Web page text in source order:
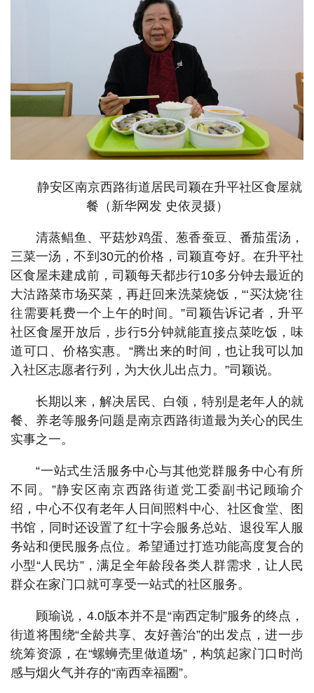
静安区南京西路街道居民司颖在升平社区食屋就
餐（新华网发 史依灵摄）
清蒸鲳鱼、平菇炒鸡蛋、葱香蚕豆、番茄蛋汤，
三菜一汤，不到30元的价格，司颖直夸好。在升平社
区食屋未建成前，司颖每天都步行10多分钟去最近的
大沽路菜市场买菜，再赶回来洗菜烧饭，“‘买汰烧’往
往需要耗费一个上午的时间。”司颖告诉记者，升平
社区食屋开放后，步行5分钟就能直接点菜吃饭，味
道可口、价格实惠。“腾出来的时间，也让我可以加
入社区志愿者行列，为大伙儿出点力。”司颖说。
长期以来，解决居民、白领，特别是老年人的就
餐、养老等服务问题是南京西路街道最为关心的民生
实事之一。
“一站式生活服务中心与其他党群服务中心有所
不同。”静安区南京西路街道党工委副书记顾瑜介
绍，中心不仅有老年人日间照料中心、社区食堂、图
书馆，同时还设置了红十字会服务总站、退役军人服
务站和便民服务点位。希望通过打造功能高度复合的
小型“人民坊”，满足全年龄段各类人群需求，让人民
群众在家门口就可享受一站式的社区服务。
顾瑜说，4.0版本并不是“南西定制”服务的终点，
街道将围绕“全龄共享、友好善治”的出发点，进一步
统筹资源，在“螺蛳壳里做道场”，构筑起家门口时尚
感与烟火气并存的“南西幸福圈”。